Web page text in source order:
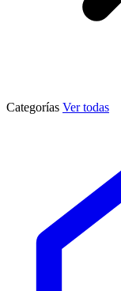
Categorías Ver todas